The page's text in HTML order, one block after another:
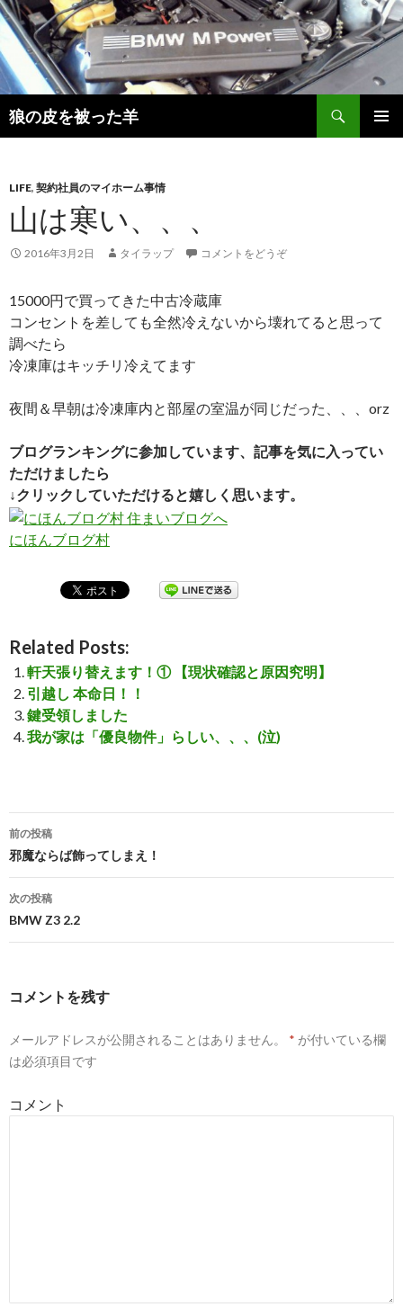
狼の皮を被った羊
検
索
ン
へ
移
LIFE, 契約社員のマイホーム事情
山は寒い、、、
2016年3月2日 タイラップ コメントをどうぞ
15000円で買ってきた中古冷蔵庫
コンセントを差しても全然冷えないから壊れてると思って
調べたら
冷凍庫はキッチリ冷えてます
夜間＆早朝は冷凍庫内と部屋の室温が同じだった、、、orz
ブログランキングに参加しています、記事を気に入ってい
ただけましたら
↓クリックしていただけると嬉しく思います。
にほんブログ村
Related Posts:
軒天張り替えます！① 【現状確認と原因究明】
引越し 本命日！！
鍵受領しました
我が家は「優良物件」らしい、、、(泣)
投
稿
ナ
ゲ
シ
ン
前の投稿
邪魔ならば飾ってしまえ！
次の投稿
BMW Z3 2.2
コメントを残す
メールアドレスが公開されることはありません。 * が付いている欄
は必須項目です
コメント